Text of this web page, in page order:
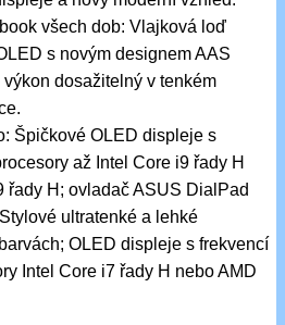
všech dob: Vlajková loď
s novým designem AAS
dosažitelný v tenkém
Špičkové OLED displeje s
až Intel Core i9 řady H
řady H; ovladač ASUS DialPad
ultratenké a lehké
OLED displeje s frekvencí
Intel Core i7 řady H nebo AMD